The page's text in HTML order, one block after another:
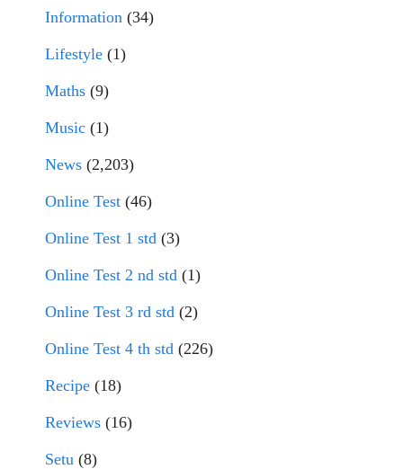
Information (34)
Lifestyle (1)
Maths (9)
Music (1)
News (2,203)
Online Test (46)
Online Test 1 std (3)
Online Test 2 nd std (1)
Online Test 3 rd std (2)
Online Test 4 th std (226)
Recipe (18)
Reviews (16)
Setu (8)